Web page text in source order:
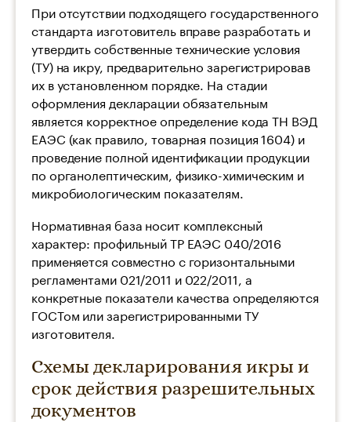
При отсутствии подходящего государственного
стандарта изготовитель вправе разработать и
утвердить собственные технические условия
(ТУ) на икру, предварительно зарегистрировав
их в установленном порядке. На стадии
оформления декларации обязательным
является корректное определение кода ТН ВЭД
ЕАЭС (как правило, товарная позиция 1604) и
проведение полной идентификации продукции
по органолептическим, физико-химическим и
микробиологическим показателям.
Нормативная база носит комплексный
характер: профильный ТР ЕАЭС 040/2016
применяется совместно с горизонтальными
регламентами 021/2011 и 022/2011, а
конкретные показатели качества определяются
ГОСТом или зарегистрированными ТУ
изготовителя.
Схемы декларирования икры и
срок действия разрешительных
документов